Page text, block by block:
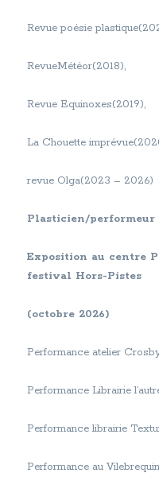
Revue poésie
RevueMétéor(2018),
Revue Equinoxes(2019),
La Chouette
revue Olga(2023 – 2026)
Plasticien/performeur
Exposition au centre
festival Hors-Pistes
(octobre 2026)
Performance atelier
Performance Librairie
Performance librairie
Performance au